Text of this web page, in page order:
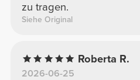
zu tragen.
Siehe Original
Roberta R.
2026-06-25